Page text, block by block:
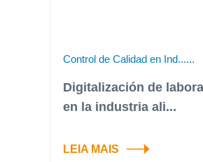
Control de Calidad en Ind......
Digitalización de
en la industria ali...
LEIA MAIS